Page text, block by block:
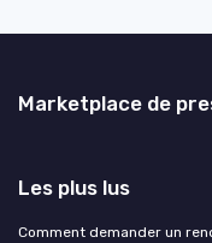
Marketplace de
Les plus lus
Comment demander un